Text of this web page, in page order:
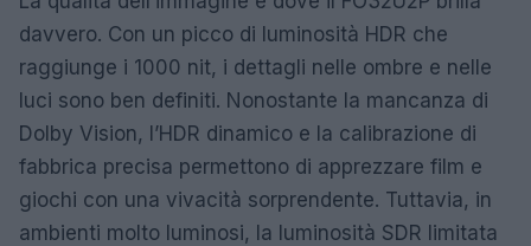
davvero. Con un picco di luminosità HDR che
raggiunge i 1000 nit, i dettagli nelle ombre e nelle
luci sono ben definiti. Nonostante la mancanza di
Dolby Vision, l’HDR dinamico e la calibrazione di
fabbrica precisa permettono di apprezzare film e
giochi con una vivacità sorprendente. Tuttavia, in
ambienti molto luminosi, la luminosità SDR limitata